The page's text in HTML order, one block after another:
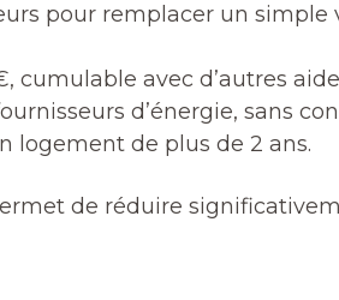
pour remplacer un simple
cumulable avec d’autres
d’énergie, sans
logement de plus de 2 ans.
de réduire